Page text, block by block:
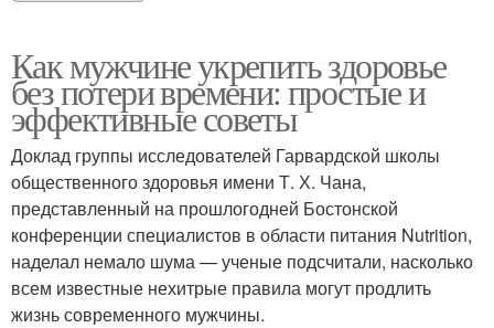
Как мужчине укрепить здоровье
без потери времени: простые и
эффективные советы
Доклад группы исследователей Гарвардской школы
общественного здоровья имени Т. Х. Чана,
представленный на прошлогодней Бостонской
конференции специалистов в области питания Nutrition,
наделал немало шума — ученые подсчитали, насколько
всем известные нехитрые правила могут продлить
жизнь современного мужчины.